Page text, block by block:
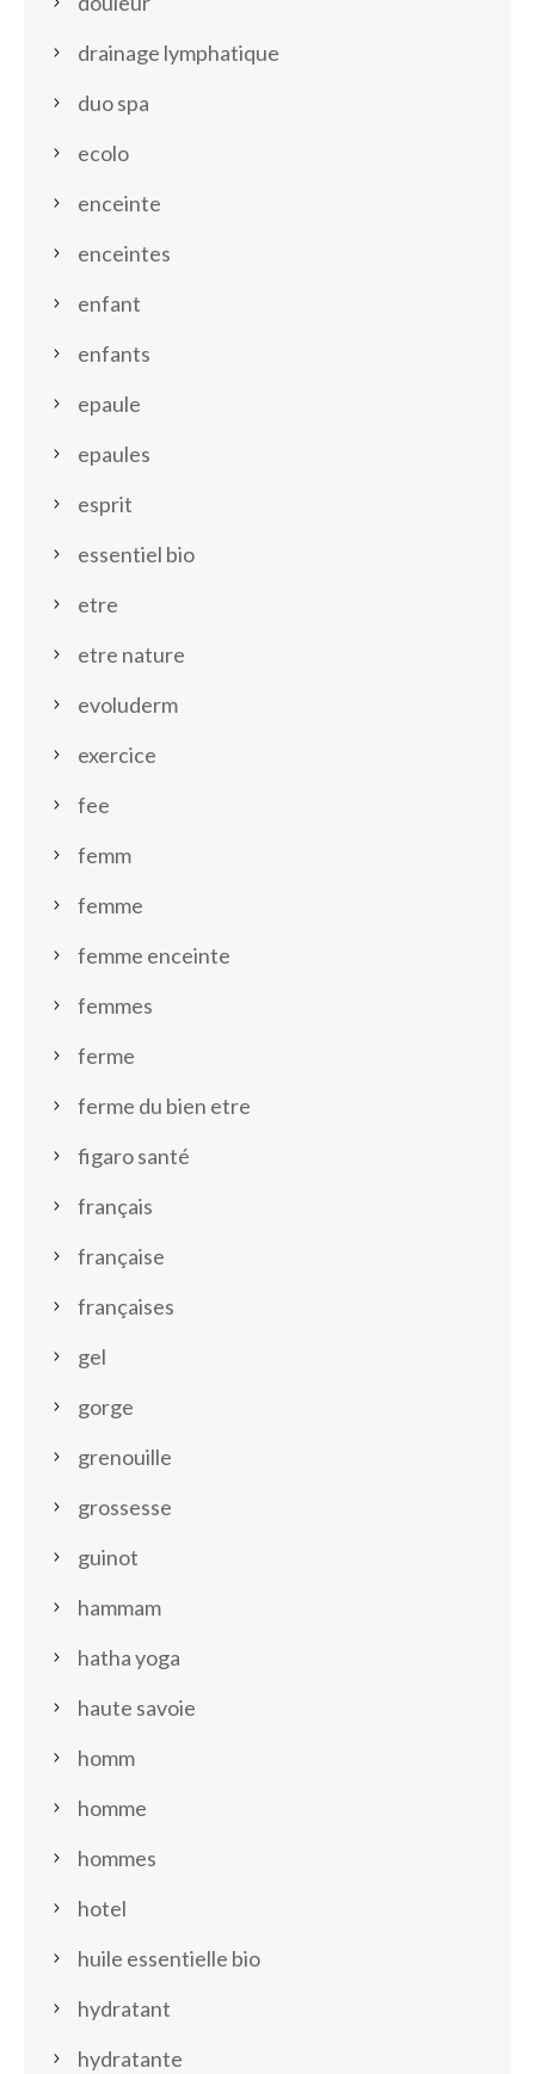
drainage lymphatique
duo spa
ecolo
enceinte
enceintes
enfant
enfants
epaule
epaules
esprit
essentiel bio
etre
etre nature
evoluderm
exercice
fee
femm
femme
femme enceinte
femmes
ferme
ferme du bien etre
figaro santé
français
française
françaises
gel
gorge
grenouille
grossesse
guinot
hammam
hatha yoga
haute savoie
homm
homme
hommes
hotel
huile essentielle bio
hydratant
hydratante